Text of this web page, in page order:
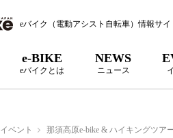
eバイク（電動アシスト自転車）情報サイ
e-BIKE
eバイクとは
NEWS
ニュース
イベント 那須高原e-bike & ハイキングツア